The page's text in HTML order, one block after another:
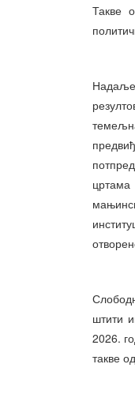
Такве
штити
2026.
такве